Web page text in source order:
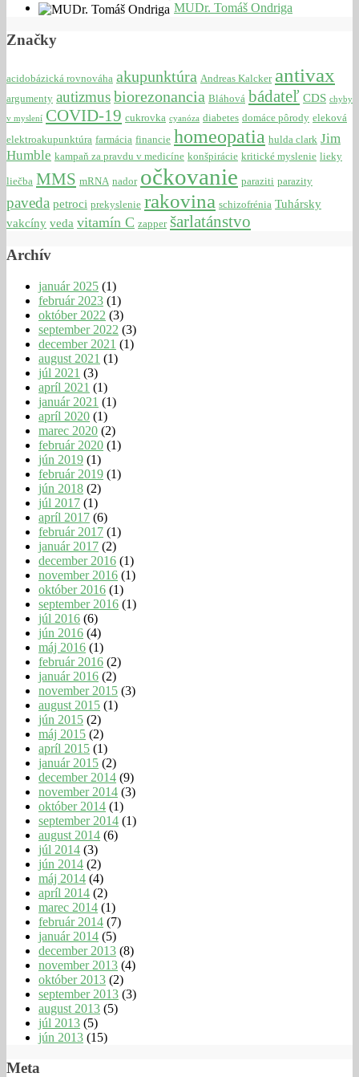
MUDr. Tomáš Ondriga
Značky
acidobázická rovnováha akupunktúra Andreas Kalcker antivax
argumenty autizmusbiorezonancia Bláhová bádateľ CDS chyby
v myslení COVID-19 cukrovka cyanóza diabetes domáce pôrody eleková
elektroakupunktúra farmácia financie homeopatia hulda clark Jim
Humble kampaň za pravdu v medicíne konšpirácie kritické myslenie lieky
liečba MMS mRNA nador očkovanie paraziti parazity
paveda petroci prekyslenie rakovina schizofrénia Tuhársky
vakcíny veda vitamín C zapper šarlatánstvo
Archív
január 2025 (1)
február 2023 (1)
október 2022 (3)
september 2022 (3)
december 2021 (1)
august 2021 (1)
júl 2021 (3)
apríl 2021 (1)
január 2021 (1)
apríl 2020 (1)
marec 2020 (2)
február 2020 (1)
jún 2019 (1)
február 2019 (1)
jún 2018 (2)
júl 2017 (1)
apríl 2017 (6)
február 2017 (1)
január 2017 (2)
december 2016 (1)
november 2016 (1)
október 2016 (1)
september 2016 (1)
júl 2016 (6)
jún 2016 (4)
máj 2016 (1)
február 2016 (2)
január 2016 (2)
november 2015 (3)
august 2015 (1)
jún 2015 (2)
máj 2015 (2)
apríl 2015 (1)
január 2015 (2)
december 2014 (9)
november 2014 (3)
október 2014 (1)
september 2014 (1)
august 2014 (6)
júl 2014 (3)
jún 2014 (2)
máj 2014 (4)
apríl 2014 (2)
marec 2014 (1)
február 2014 (7)
január 2014 (5)
december 2013 (8)
november 2013 (4)
október 2013 (2)
september 2013 (3)
august 2013 (5)
júl 2013 (5)
jún 2013 (15)
Meta